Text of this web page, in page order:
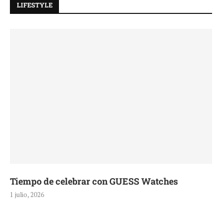
LIFESTYLE
Tiempo de celebrar con GUESS Watches
1 julio, 2026